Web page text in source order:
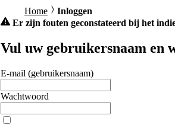
Home
Inloggen
Er zijn fouten geconstateerd bij het
Vul uw gebruikersnaam en
E-mail (gebruikersnaam)
Wachtwoord